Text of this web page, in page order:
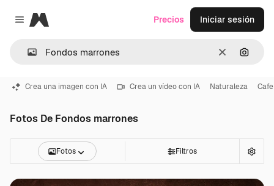
Close menu
Magnific
Borrar
Precios Iniciar sesión
Crea una imagen con IA Crea un vídeo con IA Naturaleza Cafe
Fotos De Fondos marrones
Fotos Filtros